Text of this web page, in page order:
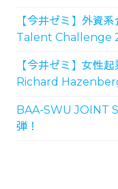
【今井ゼミ】外資
Talent Challenge
【今井ゼミ】女性
Richard
BAA-SWU JOINT
弾！